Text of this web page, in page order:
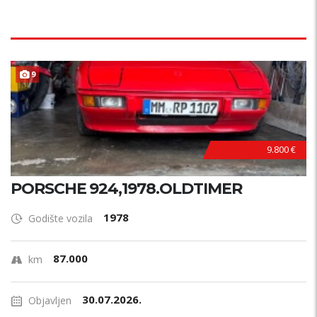
9
9.800 €
PORSCHE 924,1978.OLDTIMER
Godište vozila 1978
km 87.000
Objavljen 30.07.2026.